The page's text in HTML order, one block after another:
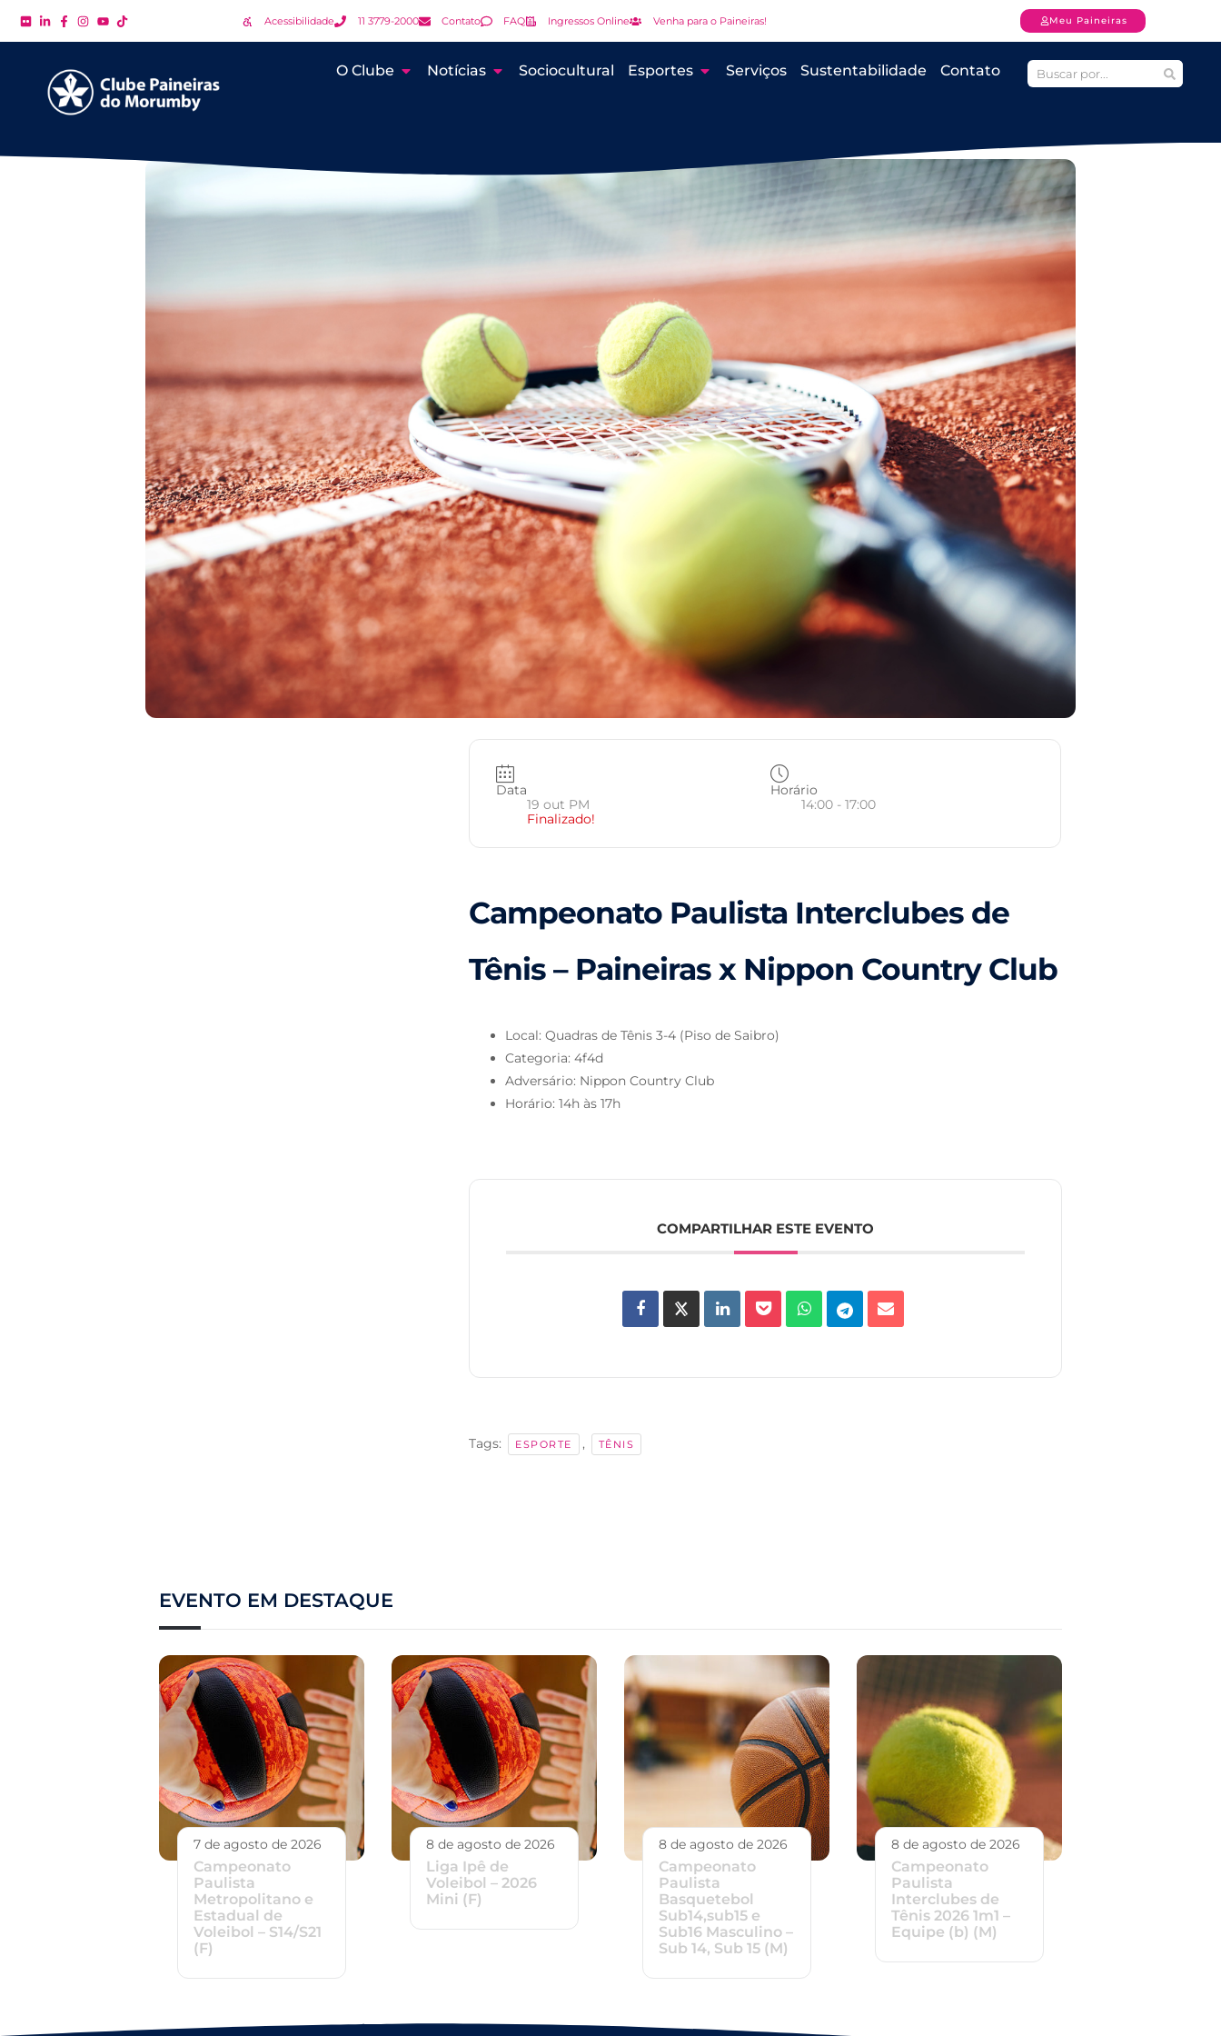
Acessibilidade 11 3779-2000 Contato FAQ Ingressos Online Venha para o Paineiras! Meu Paineiras
O Clube Notícias Sociocultural Esportes Serviços Sustentabilidade Contato
Data
19 out PM
Finalizado!
Horário
14:00 - 17:00
Campeonato Paulista Interclubes de
Tênis – Paineiras x Nippon Country Club
Local: Quadras de Tênis 3-4 (Piso de Saibro)
Categoria: 4f4d
Adversário: Nippon Country Club
Horário: 14h às 17h
COMPARTILHAR ESTE EVENTO
Tags: ESPORTE , TÊNIS
EVENTO EM DESTAQUE
7 de agosto de 2026
Campeonato
Paulista
Metropolitano e
Estadual de
Voleibol – S14/S21
(F)
8 de agosto de 2026
Liga Ipê de
Voleibol – 2026
Mini (F)
8 de agosto de 2026
Campeonato
Paulista
Basquetebol
Sub14,sub15 e
Sub16 Masculino –
Sub 14, Sub 15 (M)
8 de agosto de 2026
Campeonato
Paulista
Interclubes de
Tênis 2026 1m1 –
Equipe (b) (M)